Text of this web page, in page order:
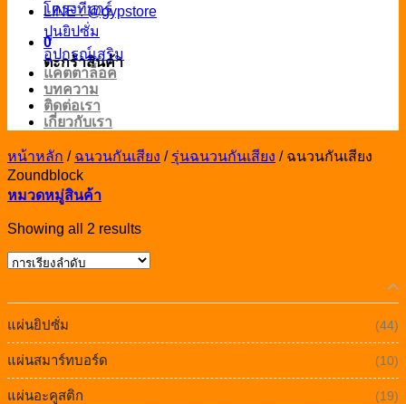
LINE : @gypstore
0
ตะกร้าสินค้า
โครงทีบาร์
ปูนยิปซั่ม
อุปกรณ์เสริม
แคตตาล็อค
บทความ
ติดต่อเรา
เกี่ยวกับเรา
หน้าหลัก / ฉนวนกันเสียง / รุ่นฉนวนกันเสียง /ฉนวนกันเสียง
Zoundblock
หมวดหมู่สินค้า
Showing all 2 results
แผ่นยิปซั่ม (44)
แผ่นสมาร์ทบอร์ด (10)
แผ่นอะคูสติก (19)